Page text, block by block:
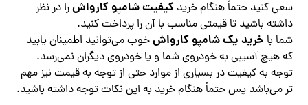
سعی کنید حتماً هنگام خریدکیفیت شامپو کارواشرا در نظر
داشته باشید تا قیمتی مناسب با آن را پرداخت کنید.
شما با خرید یک شامپو کارواشخوب می‌توانید اطمینان یابید
که هیچ آسیبی به خودروی شما و یا خودروی دیگران نمی‌رسد.
توجه به کیفیت در بسیاری از موارد حتی از توجه به قیمت نیز مهم
تر می‌باشد پس حتماً هنگام خرید به این نکات توجه داشته باشید.